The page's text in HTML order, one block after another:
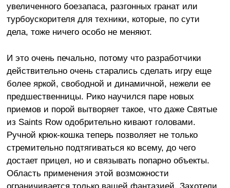
увеличенного боезапаса, разгонных гранат или
турбоускорителя для техники, которые, по сути
дела, тоже ничего особо не меняют.
И это очень печально, потому что разработчики
действительно очень старались сделать игру еще
более яркой, свободной и динамичной, нежели ее
предшественницы. Рико научился паре новых
приемов и порой вытворяет такое, что даже Святые
из Saints Row одобрительно кивают головами.
Ручной крюк-кошка теперь позволяет не только
стремительно подтягиваться ко всему, до чего
достает прицел, но и связывать попарно объекты.
Область применения этой возможности
ограничивается только вашей фантазией. Захотели